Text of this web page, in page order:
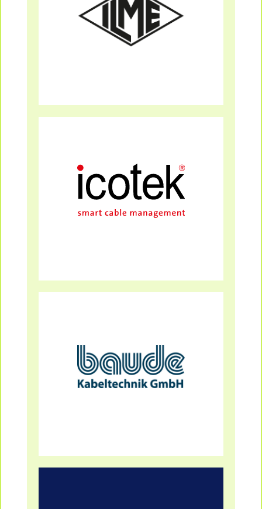
ILME
Mehr Infos
icotek
Mehr Infos
GmbH
Mehr Infos